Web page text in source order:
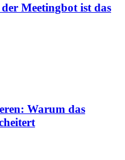
Meetingbot ist das
Warum das